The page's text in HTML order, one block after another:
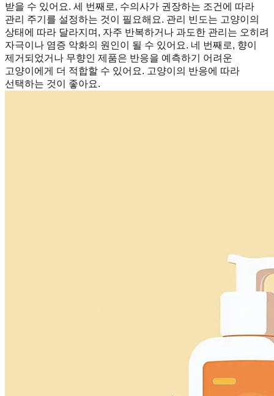
받을 수 있어요. 세 번째로, 수의사가 권장하는 조건에 따라
관리 주기를 설정하는 것이 필요해요. 관리 빈도는 고양이의
상태에 따라 달라지며, 자주 반복하거나 과도한 관리는 오히려
자극이나 염증 악화의 원인이 될 수 있어요. 네 번째로, 향이
제거되었거나 무향인 제품은 반응을 예측하기 어려운
고양이에게 더 적합할 수 있어요. 고양이의 반응에 따라
선택하는 것이 좋아요.